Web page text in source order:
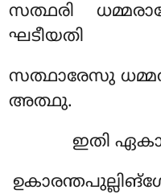
സത്ഥരി
ഘടീയതി
സത്ഥാരേസു
അത്ഥു.
ഇതി